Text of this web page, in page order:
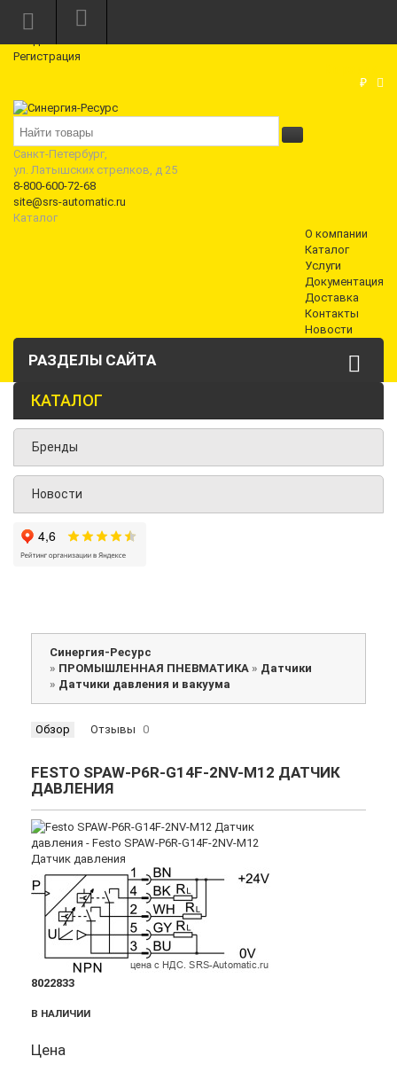
Режим работы: Пн—Пт: 10:00—18:00
Регистрация
₽
Санкт-Петербург,
ул. Латышских стрелков, д 25
8-800-600-72-68
site@srs-automatic.ru
Каталог
О компании
Каталог
Услуги
Документация
Доставка
Контакты
Новости
РАЗДЕЛЫ САЙТА
КАТАЛОГ
Бренды
Новости
Синергия-Ресурс
» ПРОМЫШЛЕННАЯ ПНЕВМАТИКА » Датчики
» Датчики давления и вакуума
Обзор Отзывы 0
FESTO SPAW-P6R-G14F-2NV-M12 ДАТЧИК
ДАВЛЕНИЯ
8022833
В НАЛИЧИИ
Цена